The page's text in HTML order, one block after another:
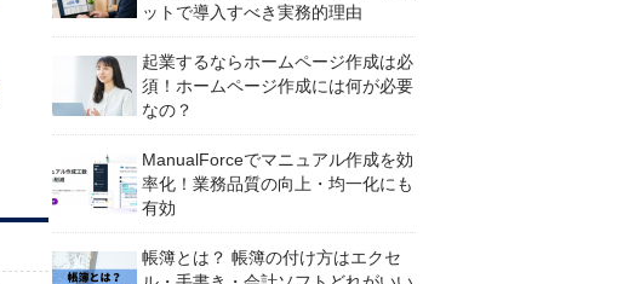
ットで導入すべき実務的理由
起業するならホームページ作成は必
須！ホームページ作成には何が必要
なの？
ManualForceでマニュアル作成を効
率化！業務品質の向上・均一化にも
有効
帳簿とは？ 帳簿の付け方はエクセ